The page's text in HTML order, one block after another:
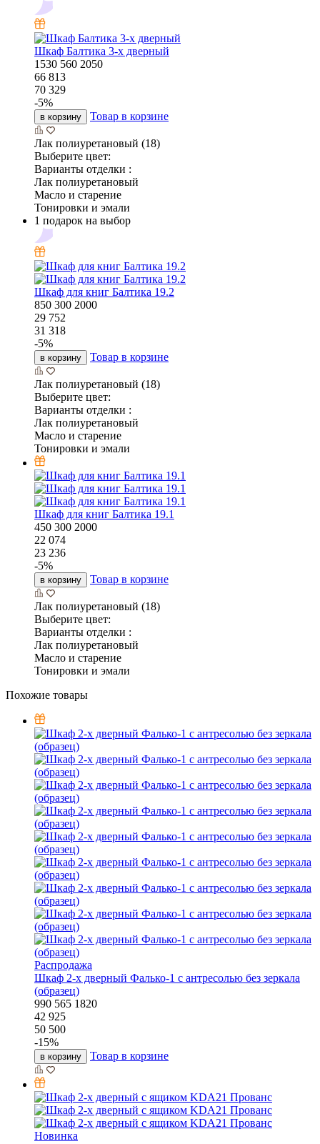
Шкаф Балтика 3-х дверный
1530 560 2050
66 813
70 329
-5%
в корзину Товар в корзине
Лак полиуретановый (18)
Выберите цвет:
Варианты отделки :
Лак полиуретановый
Масло и старение
Тонировки и эмали
1 подарок на выбор
Шкаф для книг Балтика 19.2
850 300 2000
29 752
31 318
-5%
в корзину Товар в корзине
Лак полиуретановый (18)
Выберите цвет:
Варианты отделки :
Лак полиуретановый
Масло и старение
Тонировки и эмали
Шкаф для книг Балтика 19.1
450 300 2000
22 074
23 236
-5%
в корзину Товар в корзине
Лак полиуретановый (18)
Выберите цвет:
Варианты отделки :
Лак полиуретановый
Масло и старение
Тонировки и эмали
Похожие товары
Распродажа
Шкаф 2-х дверный Фалько-1 с антресолью без зеркала
(образец)
990 565 1820
42 925
50 500
-15%
в корзину Товар в корзине
Новинка